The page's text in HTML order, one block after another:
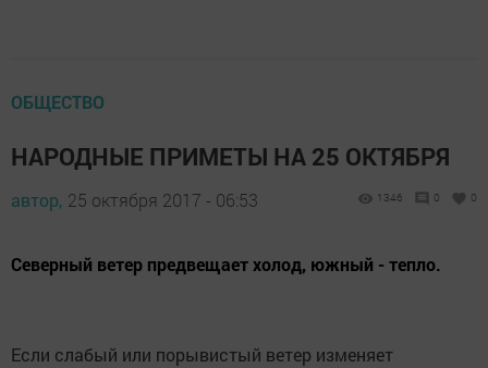
ОБЩЕСТВО
НАРОДНЫЕ ПРИМЕТЫ НА 25 ОКТЯБРЯ
автор, 25 октября 2017 - 06:53 1346 0 0
Северный ветер предвещает холод, южный - тепло.
Если слабый или порывистый ветер изменяет